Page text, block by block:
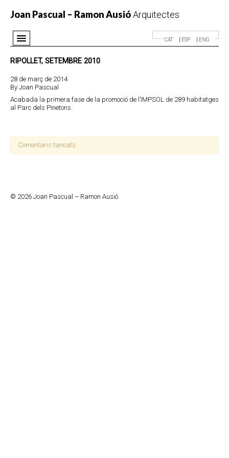
Joan Pascual – Ramon AusióArquitectes
Premis
Notícies
CAT ESP ENG
RIPOLLET, SETEMBRE 2010
28 de març de 2014
By Joan Pascual
Acabada la primera fase de la promoció de l’IMPSOL de 289 habitatges
al Parc dels Pinetons.
Comentaris tancats.
© 2026 Joan Pascual – Ramon Ausió